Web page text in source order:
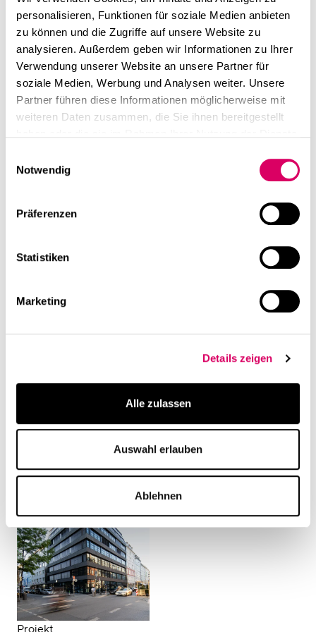
personalisieren, Funktionen für soziale Medien anbieten
zu können und die Zugriffe auf unsere Website zu
analysieren. Außerdem geben wir Informationen zu Ihrer
Verwendung unserer Website an unsere Partner für
soziale Medien, Werbung und Analysen weiter. Unsere
Partner führen diese Informationen möglicherweise mit
weiteren Daten zusammen, die Sie ihnen bereitgestellt
Notwendig
Präferenzen
Statistiken
Marketing
Details zeigen
Alle zulassen
Auswahl erlauben
Ablehnen
linkedininstagram
Deutsch
Impressum
Datenschutz
Unser Projekt am
Frankfurter Ring 71 wurde im DEAL-
Magazin
vorgestellt. Der Neubau liegt im Zentrum des
neu entstehenden „grünen Gewerbebands am
Frankfurter Ring“. Mit dem Zukunftskonzept verfolgt die
Landeshauptstadt München das Ziel, das gewerblich
geprägte Umfeld in einen lebendigen, vernetzten
Arbeitsstandort zu transformieren und neue Nutzungen
München: Effizienz als
Gestaltungsprinzip -
Leopoldstraße,
München:
Revitalisierung
Projekt